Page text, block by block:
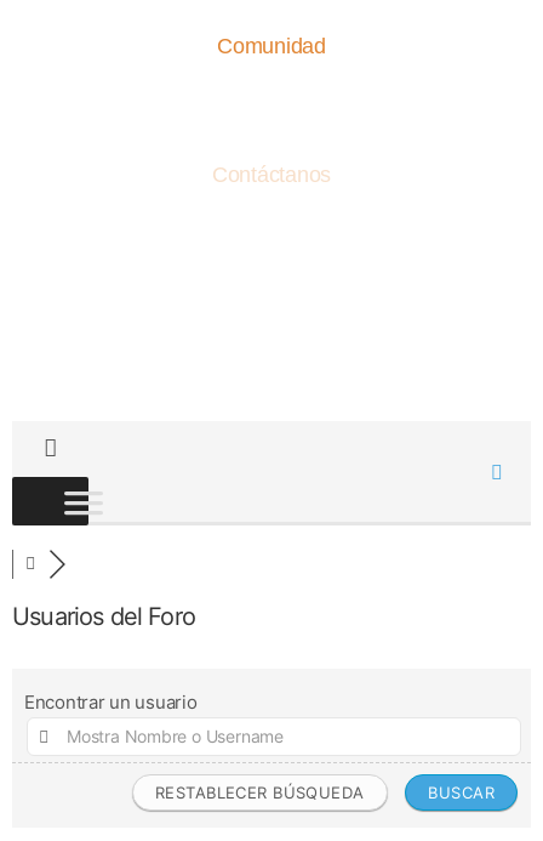
Comunidad
Contáctanos
Usuarios del Foro
Encontrar un usuario